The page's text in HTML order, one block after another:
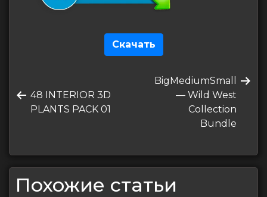
Скачать
по
записям
Предыдущая
запись
48 INTERIOR 3D
PLANTS PACK 01
Следующая
запись
BigMediumSmall
— Wild West
Collection
Bundle
Похожие статьи